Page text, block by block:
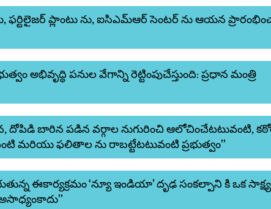
ప్లాంటు ను, ఐసిఎమ్ఆర్ సెంటర్ ను ఆయన
అభివృద్ధి పనుల వేగాన్ని రెట్టింపుచేస్తుంది: ప్రధాన మంత్రి
దోపిడి బారిన పడిన వర్గాల నుగురించి ఆలోచించేటటువంటి,
మరియు ఫలితాల ను రాబట్టేటటువంటి ప్రభుత్వం’’
ఈకార్యక్రమం ‘న్యూ ఇండియా’ దృఢ సంకల్పాని కి ఒక